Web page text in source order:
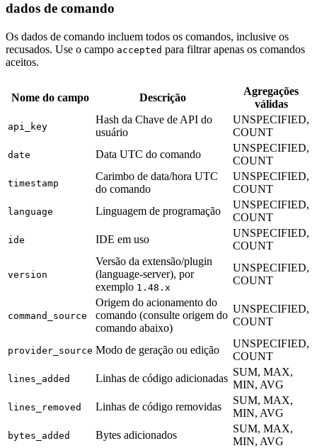
dados de comando
Os dados de comando incluem todos os comandos, inclusive os
recusados. Use o campo accepted para filtrar apenas os comandos
aceitos.
Nome do campo Descrição
Agregações
válidas
api_key
Hash da Chave de API do
usuário
UNSPECIFIED,
COUNT
date Data UTC do comando
UNSPECIFIED,
COUNT
timestamp
Carimbo de data/hora UTC
do comando
UNSPECIFIED,
COUNT
language Linguagem de programação
UNSPECIFIED,
COUNT
ide IDE em uso
UNSPECIFIED,
COUNT
version
Versão da extensão/plugin
(language-server), por
exemplo 1.48.x
UNSPECIFIED,
COUNT
command_source
Origem do acionamento do
comando (consulte origem do
comando abaixo)
UNSPECIFIED,
COUNT
provider_source Modo de geração ou edição
UNSPECIFIED,
COUNT
lines_added Linhas de código adicionadas
SUM, MAX,
MIN, AVG
lines_removed Linhas de código removidas
SUM, MAX,
MIN, AVG
bytes_added Bytes adicionados
SUM, MAX,
MIN, AVG